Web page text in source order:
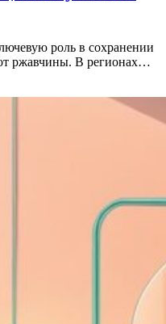
роль в сохранении
ржавчины. В регионах…